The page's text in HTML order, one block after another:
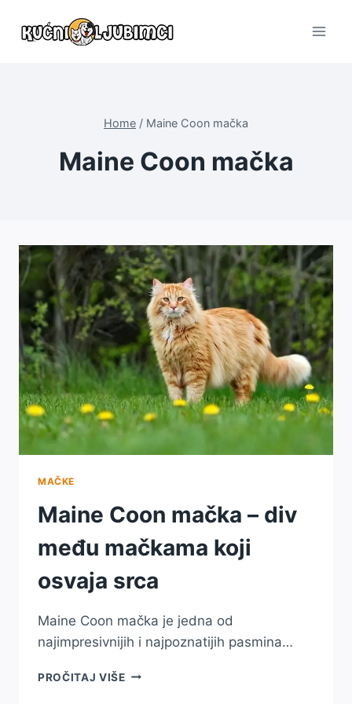
Home / Maine Coon mačka
Maine Coon mačka
MAČKE
Maine Coon mačka – div
među mačkama koji
osvaja srca
Maine Coon mačka je jedna od
najimpresivnijih i najpoznatijih pasmina…
PROČITAJ VIŠE MAINE